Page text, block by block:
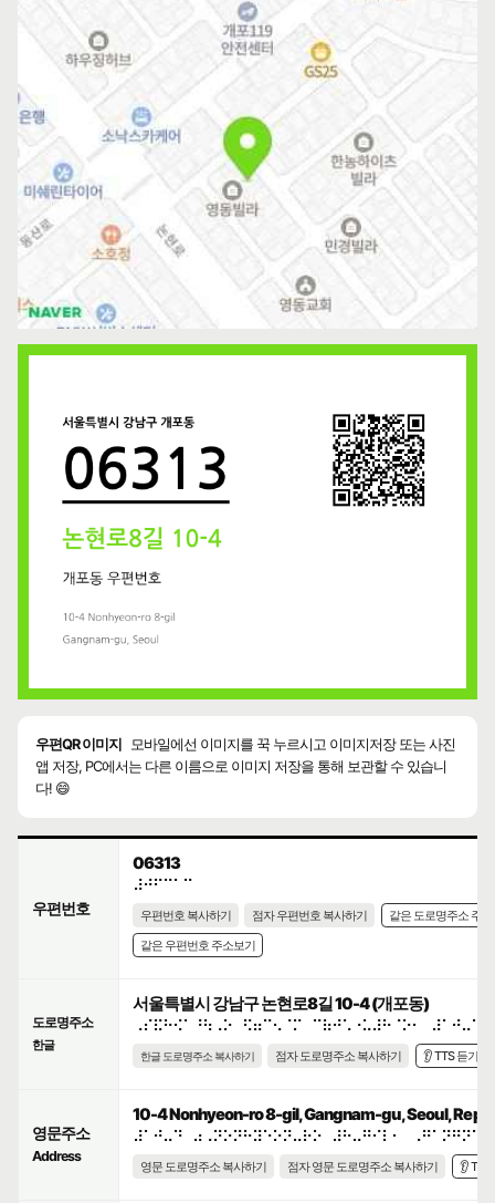
우편QR 이미지
모바일에선 이미지를 꾹 누르시고 이미지저장 또는 사진
앱 저장, PC에서는 다른 이름으로 이미지 저장을 통해 보관할 수 있습니
다! 😄
우편번호
06313
⠼⠚⠋⠉⠁⠉
우편번호 복사하기 점자 우편번호 복사하기
같은 도로명주소 주
같은 우편번호 주소보기
도로명주소
한글
서울특별시 강남구 논현로8길 10-4 (개포동)
⠠⠎⠯⠓⠪⠁⠘⠳⠠⠕⠀⠫⠶⠉⠢⠈⠍⠀⠉⠷⠚⠡⠐⠥⠼⠓⠈⠕⠂⠀⠼⠁⠚⠤⠙
한글 도로명주소 복사하기 점자 도로명주소 복사하기 👂 TTS 듣기
영문주소
Address
10-4 Nonhyeon-ro 8-gil, Gangnam-gu, Seoul,
영문 도로명주소 복사하기 점자 영문 도로명주소 복사하기 👂 TTS